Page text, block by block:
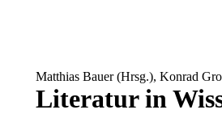
Matthias Bauer (Hrsg.), Konrad
Literatur in